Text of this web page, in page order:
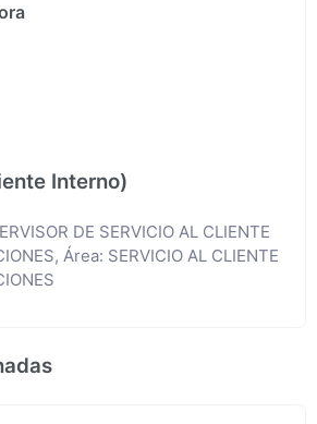
Interno)
DE SERVICIO AL CLIENTE
Área: SERVICIO AL CLIENTE